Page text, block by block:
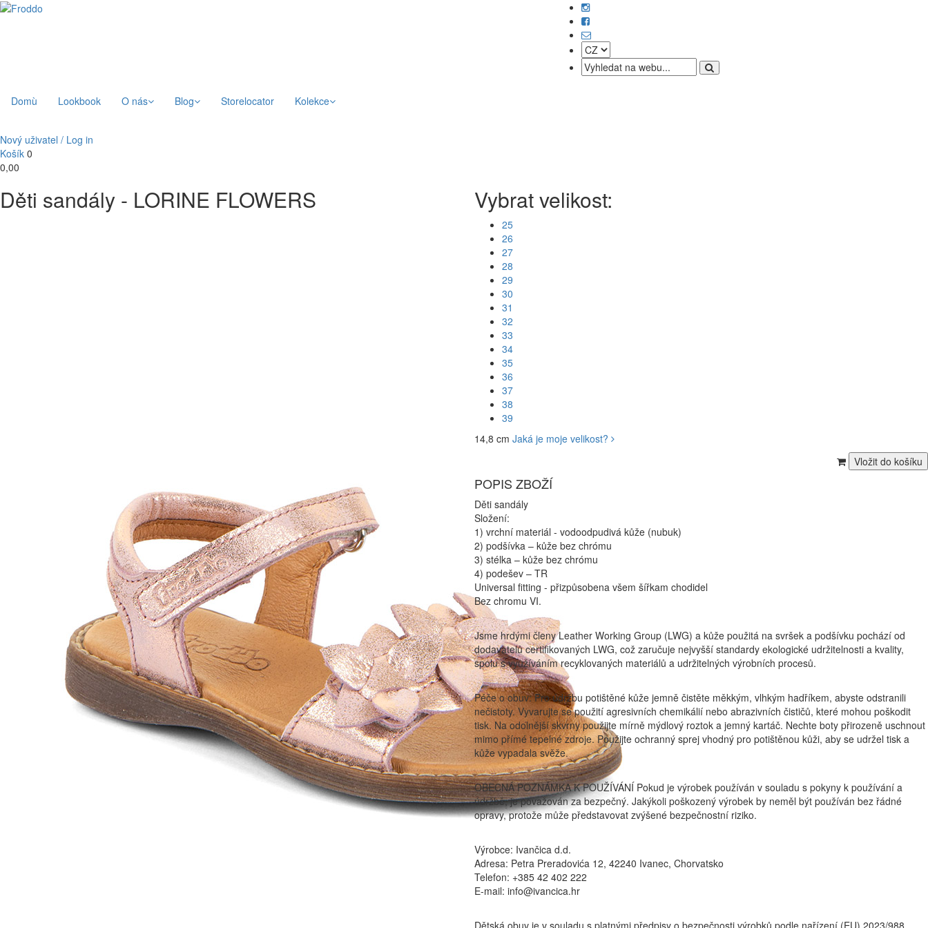
Domù Lookbook O nás Blog Storelocator Kolekce
Nový uživatel / Log in
Košík 0
0,00
Děti sandály - LORINE FLOWERS Vybrat velikost:
25
26
27
28
29
30
31
32
33
34
35
36
37
38
39
14,8 cm Jaká je moje velikost?
POPIS ZBOŽÍ
Děti sandály
Složení:
1) vrchní materiál - vodoodpudivá kůže (nubuk)
2) podšívka – kůže bez chrómu
3) stélka – kůže bez chrómu
4) podešev – TR
Universal fitting - přizpůsobena všem šířkam chodidel
Bez chromu VI.
Jsme hrdými členy Leather Working Group (LWG) a kůže použitá na svršek a podšívku pochází od
dodavatelů certifikovaných LWG, což zaručuje nejvyšší standardy ekologické udržitelnosti a kvality,
spolu s využíváním recyklovaných materiálů a udržitelných výrobních procesů.
Péče o obuv: Pro údržbu potištěné kůže jemně čistěte měkkým, vlhkým hadříkem, abyste odstranili
nečistoty. Vyvarujte se použití agresivních chemikálií nebo abrazivních čističů, které mohou poškodit
tisk. Na odolnější skvrny použijte mírně mýdlový roztok a jemný kartáč. Nechte boty přirozeně uschnout
mimo přímé tepelné zdroje. Použijte ochranný sprej vhodný pro potištěnou kůži, aby se udržel tisk a
kůže vypadala svěže.
OBECNÁ POZNÁMKA K POUŽÍVÁNÍ Pokud je výrobek používán v souladu s pokyny k používání a
údržbě, je považován za bezpečný. Jakýkoli poškozený výrobek by neměl být používán bez řádné
opravy, protože může představovat zvýšené bezpečnostní riziko.
Výrobce: Ivančica d.d.
Adresa: Petra Preradovića 12, 42240 Ivanec, Chorvatsko
Telefon: +385 42 402 222
E-mail: info@ivancica.hr
Dětská obuv je v souladu s platnými předpisy o bezpečnosti výrobků podle nařízení (EU) 2023/988.